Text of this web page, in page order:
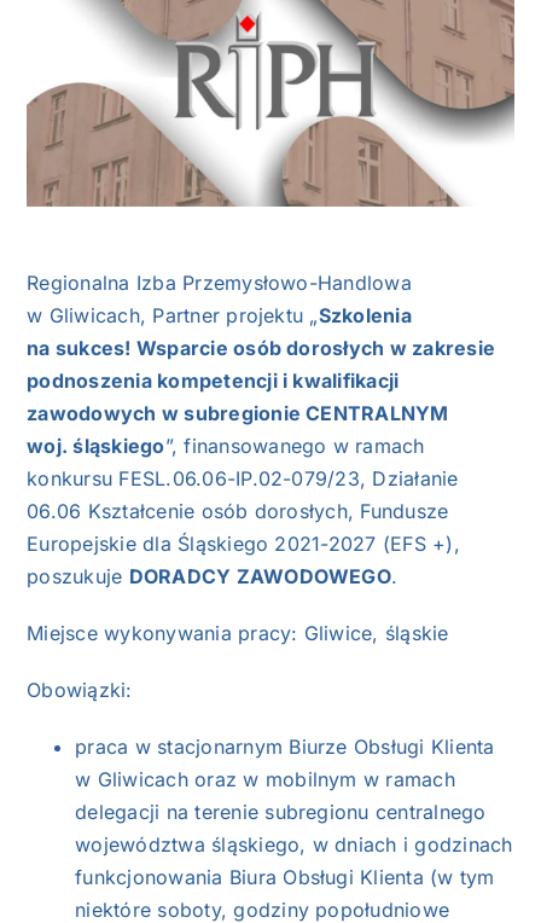
NASI EKSPERCI
GALERIA
SĄD ARBITRAŻOWY
MARKA ŚLĄSKIE
KONTAKT
Regionalna Izba Przemysłowo-Handlowa
w Gliwicach, Partner projektu „Szkolenia
na sukces! Wsparcie osób dorosłych w zakresie
podnoszenia kompetencji i kwalifikacji
zawodowych w subregionie CENTRALNYM
woj. śląskiego”, finansowanego w ramach
konkursu FESL.06.06-IP.02-079/23, Działanie
06.06 Kształcenie osób dorosłych, Fundusze
Europejskie dla Śląskiego 2021-2027 (EFS +),
poszukuje DORADCY ZAWODOWEGO.
Miejsce wykonywania pracy: Gliwice, śląskie
Obowiązki:
praca w stacjonarnym Biurze Obsługi Klienta
w Gliwicach oraz w mobilnym w ramach
delegacji na terenie subregionu centralnego
województwa śląskiego, w dniach i godzinach
funkcjonowania Biura Obsługi Klienta (w tym
niektóre soboty, godziny popołudniowe